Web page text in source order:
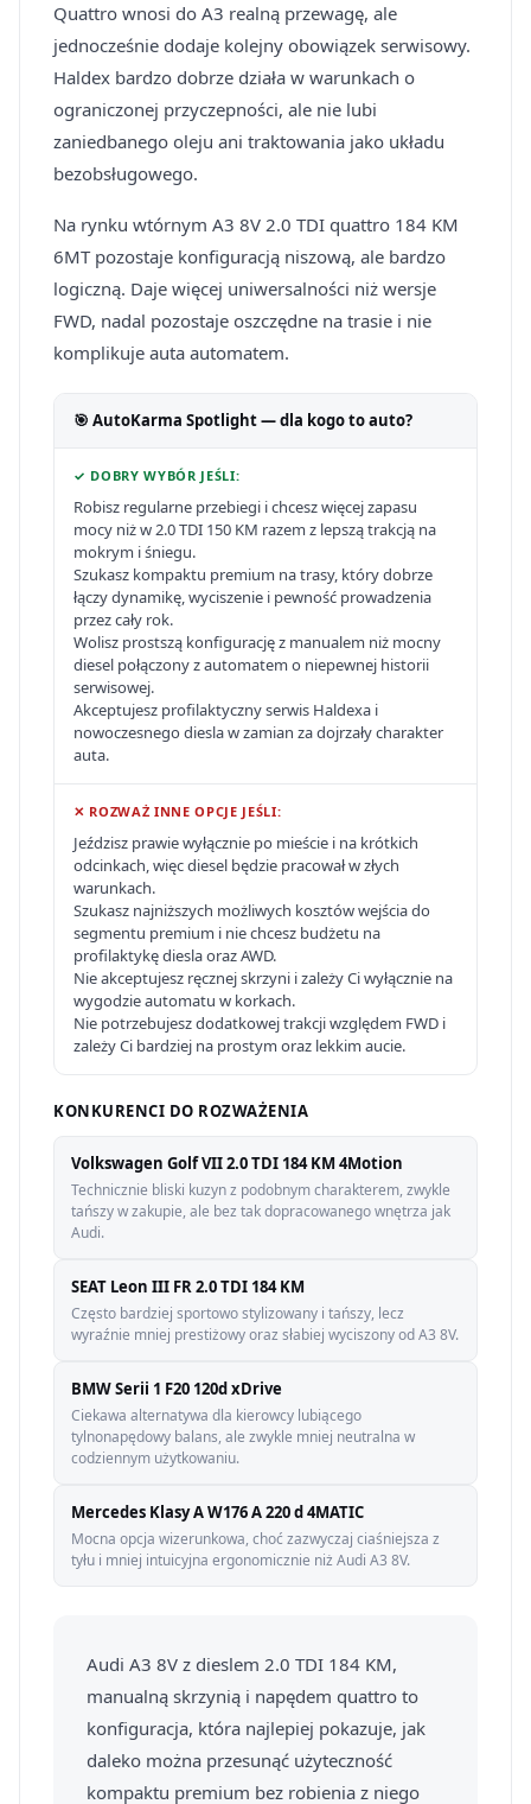
Quattro wnosi do A3 realną przewagę, ale
jednocześnie dodaje kolejny obowiązek serwisowy.
Haldex bardzo dobrze działa w warunkach o
ograniczonej przyczepności, ale nie lubi
zaniedbanego oleju ani traktowania jako układu
bezobsługowego.
Na rynku wtórnym A3 8V 2.0 TDI quattro 184 KM
6MT pozostaje konfiguracją niszową, ale bardzo
logiczną. Daje więcej uniwersalności niż wersje
FWD, nadal pozostaje oszczędne na trasie i nie
komplikuje auta automatem.
🎯 AutoKarma Spotlight — dla kogo to auto?
✓ DOBRY WYBÓR JEŚLI:
Robisz regularne przebiegi i chcesz więcej zapasu
mocy niż w 2.0 TDI 150 KM razem z lepszą trakcją na
mokrym i śniegu.
Szukasz kompaktu premium na trasy, który dobrze
łączy dynamikę, wyciszenie i pewność prowadzenia
przez cały rok.
Wolisz prostszą konfigurację z manualem niż mocny
diesel połączony z automatem o niepewnej historii
serwisowej.
Akceptujesz profilaktyczny serwis Haldexa i
nowoczesnego diesla w zamian za dojrzały charakter
auta.
✕ ROZWAŻ INNE OPCJE JEŚLI:
Jeździsz prawie wyłącznie po mieście i na krótkich
odcinkach, więc diesel będzie pracował w złych
warunkach.
Szukasz najniższych możliwych kosztów wejścia do
segmentu premium i nie chcesz budżetu na
profilaktykę diesla oraz AWD.
Nie akceptujesz ręcznej skrzyni i zależy Ci wyłącznie na
wygodzie automatu w korkach.
Nie potrzebujesz dodatkowej trakcji względem FWD i
zależy Ci bardziej na prostym oraz lekkim aucie.
KONKURENCI DO ROZWAŻENIA
Volkswagen Golf VII 2.0 TDI 184 KM 4Motion
Technicznie bliski kuzyn z podobnym charakterem, zwykle
tańszy w zakupie, ale bez tak dopracowanego wnętrza jak
Audi.
SEAT Leon III FR 2.0 TDI 184 KM
Często bardziej sportowo stylizowany i tańszy, lecz
wyraźnie mniej prestiżowy oraz słabiej wyciszony od A3 8V.
BMW Serii 1 F20 120d xDrive
Ciekawa alternatywa dla kierowcy lubiącego
tylnonapędowy balans, ale zwykle mniej neutralna w
codziennym użytkowaniu.
Mercedes Klasy A W176 A 220 d 4MATIC
Mocna opcja wizerunkowa, choć zazwyczaj ciaśniejsza z
tyłu i mniej intuicyjna ergonomicznie niż Audi A3 8V.
Audi A3 8V z dieslem 2.0 TDI 184 KM,
manualną skrzynią i napędem quattro to
konfiguracja, która najlepiej pokazuje, jak
daleko można przesunąć użyteczność
kompaktu premium bez robienia z niego